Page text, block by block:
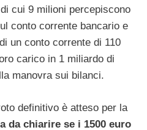
cui 9 milioni percepiscono
conto corrente bancario e
un conto corrente di 110
carico in 1 miliardo di
manovra sui bilanci.
definitivo è atteso per la
da chiarire se i 1500 euro